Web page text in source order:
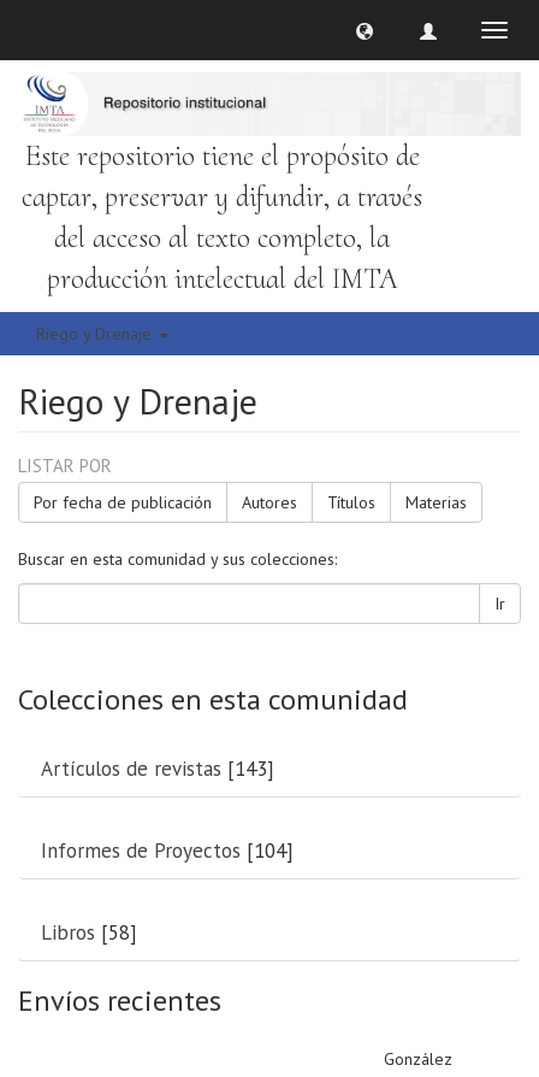
Este repositorio tiene el propósito de
captar, preservar y difundir, a través
del acceso al texto completo, la
producción intelectual del IMTA
Riego y Drenaje
Riego y Drenaje
LISTAR POR
Por fecha de publicación Autores Títulos Materias
Buscar en esta comunidad y sus colecciones:
Ir
Colecciones en esta comunidad
Artículos de revistas [143]
Informes de Proyectos [104]
Libros [58]
Envíos recientes
González